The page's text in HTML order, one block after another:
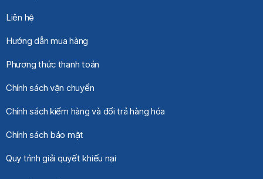
Liên hệ
Hướng dẫn mua hàng
Phương thức thanh toán
Chính sách vận chuyển
Chính sách kiểm hàng và đổi trả hàng hóa
Chính sách bảo mật
Quy trình giải quyết khiếu nại